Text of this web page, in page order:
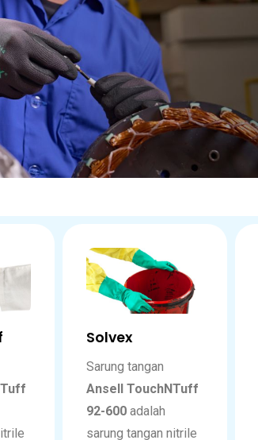
Solvex
Sarung tangan
Ansell TouchNTuff
92-600 adalah
sarung tangan nitrile